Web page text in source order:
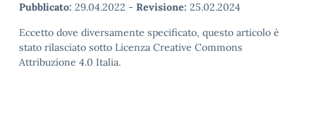
Pubblicato: 29.04.2022 - Revisione: 25.02.2024
Eccetto dove diversamente specificato, questo articolo è
stato rilasciato sotto Licenza Creative Commons
Attribuzione 4.0 Italia.